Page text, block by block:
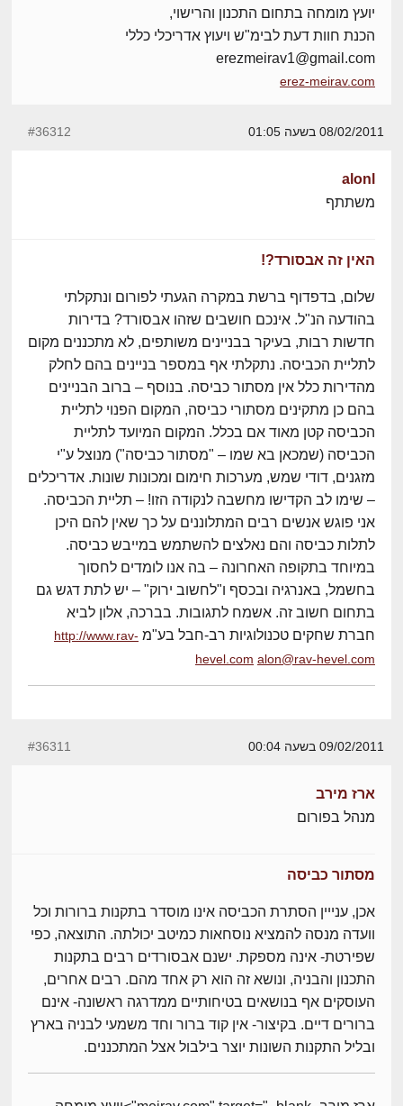
יועץ מומחה בתחום התכנון והרישוי,
הכנת חוות דעת לבימ"ש ויעוץ אדריכלי כללי
erezmeirav1@gmail.com
erez-meirav.com
08/02/2011 בשעה 01:05 #36312
alonl
משתתף
האין זה אבסורד?!
שלום, בדפדוף ברשת במקרה הגעתי לפורום ונתקלתי
בהודעה הנ"ל. אינכם חושבים שזהו אבסורד? בדירות
חדשות רבות, בעיקר בבניינים משותפים, לא מתכננים מקום
לתליית הכביסה. נתקלתי אף במספר בניינים בהם לחלק
מהדירות כלל אין מסתור כביסה. בנוסף – ברוב הבניינים
בהם כן מתקינים מסתורי כביסה, המקום הפנוי לתליית
הכביסה קטן מאוד אם בכלל. המקום המיועד לתליית
הכביסה (שמכאן בא שמו – "מסתור כביסה") מנוצל ע"י
מזגנים, דודי שמש, מערכות חימום ומכונות שונות. אדריכלים
– שימו לב הקדישו מחשבה לנקודה הזו! – תליית הכביסה.
אני פוגש אנשים רבים המתלוננים על כך שאין להם היכן
לתלות כביסה והם נאלצים להשתמש במייבש כביסה.
במיוחד בתקופה האחרונה – בה אנו לומדים לחסוך
בחשמל, באנרגיה ובכסף ו"לחשוב ירוק" – יש לתת דגש גם
בתחום חשוב זה. אשמח לתגובות. בברכה, אלון לביא
חברת שחקים טכנולוגיות רב-חבל בע"מ http://www.rav-
hevel.com alon@rav-hevel.com
09/02/2011 בשעה 00:04 #36311
ארז מירב
מנהל בפורום
מסתור כביסה
אכן, ענייין הסתרת הכביסה אינו מוסדר בתקנות ברורות וכל
וועדה מנסה להמציא נוסחאות כמיטב יכולתה. התוצאה, כפי
שפירטת- אינה מספקת. ישנם אבסורדים רבים בתקנות
התכנון והבניה, ונושא זה הוא רק אחד מהם. רבים אחרים,
העוסקים אף בנושאים בטיחותיים ממדרגה ראשונה- אינם
ברורים דיים. בקיצור- אין קוד ברור וחד משמעי לבניה בארץ
ובליל התקנות השונות יוצר בילבול אצל המתכננים.